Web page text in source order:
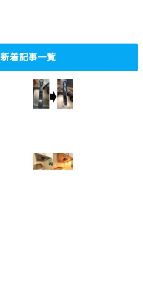
新着記事一覧
チレス水栓にDIY
で交換